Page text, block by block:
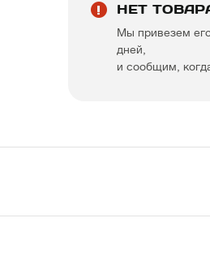
НЕТ
Мы привезем
дней,
и сообщим,